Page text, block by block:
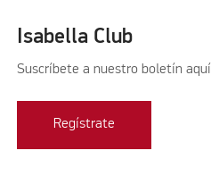
Isabella Club
Suscríbete a nuestro boletín aquí
Regístrate